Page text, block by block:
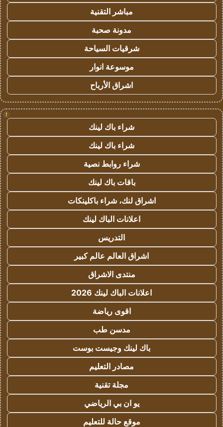
مباشر التقنية
مدونة صحبة
شرقيات السياحة
موسوعة انوار
اشراق الأرباح
!
شراء باك لينك
شراء باك لينك
شراء روابط نصية
باقات باك لينك
اشراق لنك، شراء باكلينكات
اعلانات الباك لينك
التدريس
اشراق العالم عالم كبير
منتدى الاشراق
اعلانات الباك لينك 2026
اقوى رياضة
مدسن طب
باك لينك وجيست بوست
مصادر التعليم
مجلة تقنية
يو ان بي الرياضي
موقع حالة للتعليم